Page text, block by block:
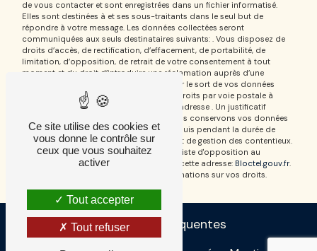
de vous contacter et sont enregistrées dans un fichier informatisé.
Elles sont destinées à et ses sous-traitants dans le seul but de
répondre à votre message. Les données collectées seront
communiquées aux seuls destinataires suivants: . Vous disposez de
droits d’accès, de rectification, d’effacement, de portabilité, de
limitation, d’opposition, de retrait de votre consentement à tout
moment et du droit d’introduire une réclamation auprès d’une
autorité de contrôle, ainsi que d’organiser le sort de vos données
post-mortem. Vous pouvez exercer ces droits par voie postale à
l'adresse ou par courrier électronique à l'adresse . Un justificatif
d'identité pourra vous être demandé. Nous conservons vos données
pendant la période de prise de contact puis pendant la durée de
prescription légale aux fins probatoires et de gestion des contentieux.
Vous avez le droit de vous inscrire sur la liste d'opposition au
démarchage téléphonique, disponible à cette adresse: Bloctel.gouv.fr.
Consultez le site cnil.fr pour plus d’informations sur vos droits.
Recherches fréquentes
Ce site utilise des cookies et
vous donne le contrôle sur
ceux que vous souhaitez
activer
Tout accepter
Tout refuser